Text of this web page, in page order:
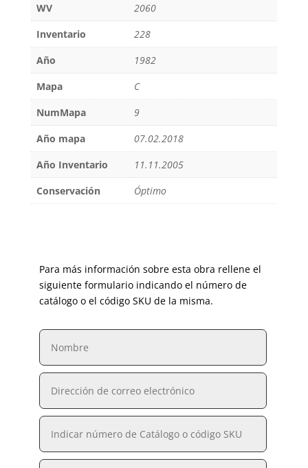
WV
2060
Inventario
228
Año
1982
Mapa
C
NumMapa
9
Año mapa
07.02.2018
Año Inventario
11.11.2005
Conservación
Óptimo
Para más información sobre esta obra rellene el
siguiente formulario indicando el número de
catálogo o el código SKU de la misma.